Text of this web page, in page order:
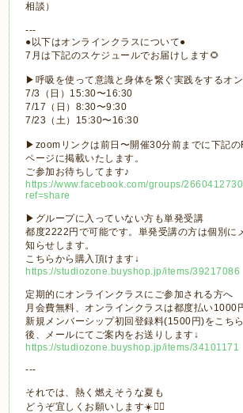
相談）
---
●以下はオンラインクラスについて●
7月は下記のスケジュールでお届けします🌻
▶︎呼吸を使って意識と身体を繋ぐ実践をするオ
7/3（日）15:30〜16:30
7/17（日）8:30〜9:30
7/23（土）15:30〜16:30
▶︎zoomリンクは前日〜開催30分前までに下記
ページに掲載いたします。
ご参加お待ちしてます♪
https://www.facebook.com/groups/
ref=share
▶︎グループに入っていない方も単発受講
都度2222円で可能です。単発受講の方は個別に
知らせします。
こちらから購入頂けます↓
https://studiozone.buyshop.jp/items/39217086
定期的にオンラインクラスにご参加される方へ
月会費無料、オンラインクラスは都度払い1000
新規メンバーシップ初回登録料(1500円)をこち
後、メールにてご案内をお送りします↓
https://studiozone.buyshop.jp/items/34101171
---
それでは、熱く燃えそうな夏も
どうぞ宜しくお願いします☀️🏄‍♀️